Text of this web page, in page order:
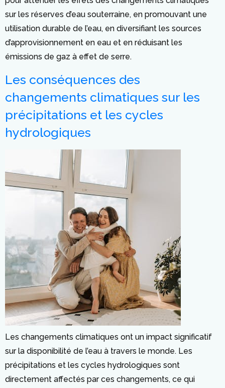
sur les réserves d’eau souterraine, en promouvant une
utilisation durable de l’eau, en diversifiant les sources
d’approvisionnement en eau et en réduisant les
émissions de gaz à effet de serre.
Les conséquences des
changements climatiques sur les
précipitations et les cycles
hydrologiques
Les changements climatiques ont un impact significatif
sur la disponibilité de l’eau à travers le monde. Les
précipitations et les cycles hydrologiques sont
directement affectés par ces changements, ce qui